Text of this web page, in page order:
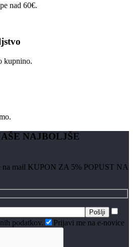
nad 60€.
kupnino.
NAJBOLJŠE
na mail KUPON ZA 5% POPUST NA
podatkov. Prijavi me na e-novice